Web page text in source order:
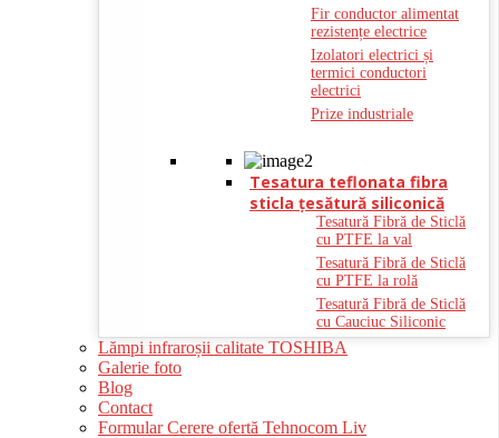
Fir conductor alimentat
rezistențe electrice
Izolatori electrici și
termici conductori
electrici
Prize industriale
Tesatura teflonata fibra
sticla ţesătură siliconică
Tesatură Fibră de Sticlă
cu PTFE la val
Tesatură Fibră de Sticlă
cu PTFE la rolă
Tesatură Fibră de Sticlă
cu Cauciuc Siliconic
Lămpi infraroșii calitate TOSHIBA
Galerie foto
Blog
Contact
Formular Cerere ofertă Tehnocom Liv